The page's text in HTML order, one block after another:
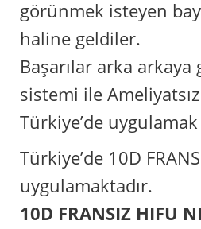
görünmek isteyen
haline geldiler.
Başarılar arka arkaya
sistemi ile
Türkiye’de
Türkiye’de 10D
uygulamaktadır.
10D FRANSIZ HIFU